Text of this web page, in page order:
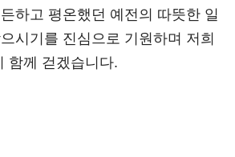
하고 평온했던 예전의 따뜻한 일
시기를 진심으로 기원하며 저희
함께 걷겠습니다.